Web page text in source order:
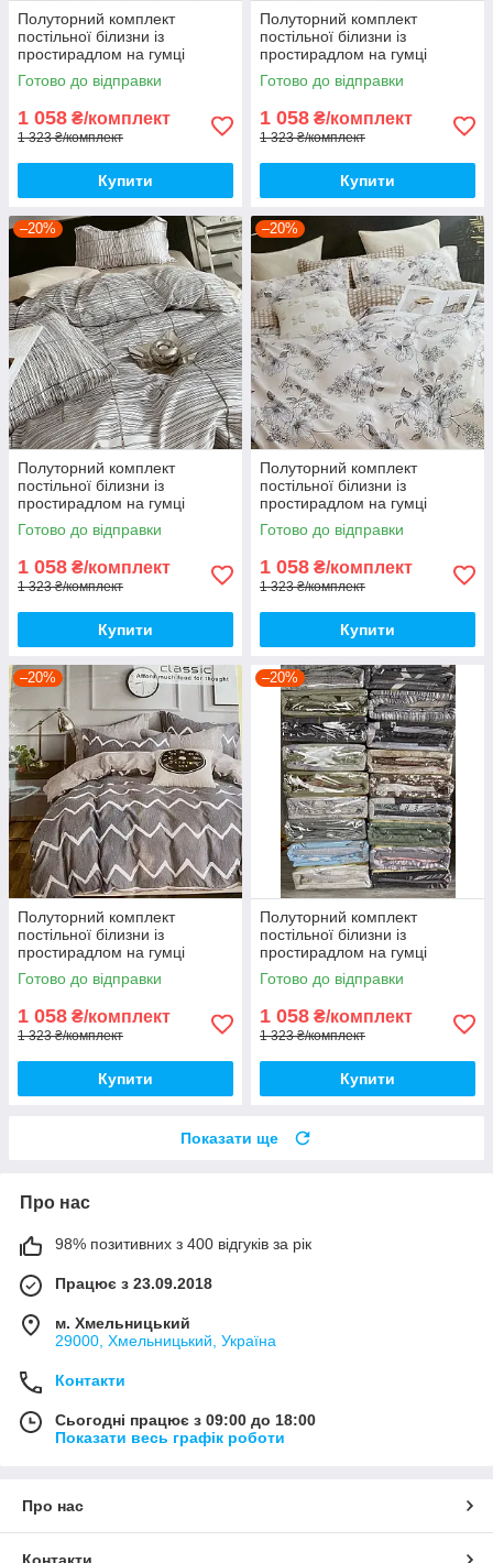
Полуторний комплект
постільної білизни із
простирадлом на гумці
150*220см. Постільна білизна
з фланелі
Готово до відправки
1 058 ₴/комплект
1 323 ₴/комплект
Купити
Полуторний комплект
постільної білизни із
простирадлом на гумці
150*220см. Постільна білизна
з фланелі
Готово до відправки
1 058 ₴/комплект
1 323 ₴/комплект
Купити
–20%
Полуторний комплект
постільної білизни із
простирадлом на гумці
150*220см. Постільна білизна
з фланелі
Готово до відправки
1 058 ₴/комплект
1 323 ₴/комплект
Купити
–20%
Полуторний комплект
постільної білизни із
простирадлом на гумці
150*220см. Постільна білизна
з фланелі
Готово до відправки
1 058 ₴/комплект
1 323 ₴/комплект
Купити
–20%
Полуторний комплект
постільної білизни із
простирадлом на гумці
150*220см. Постільна білизна
з фланелі
Готово до відправки
1 058 ₴/комплект
1 323 ₴/комплект
Купити
–20%
Полуторний комплект
постільної білизни із
простирадлом на гумці
150*220см. Постільна білизна
з фланелі
Готово до відправки
1 058 ₴/комплект
1 323 ₴/комплект
Купити
Показати ще
Про нас
98% позитивних з 400 відгуків за рік
Працює з 23.09.2018
м. Хмельницький
29000, Хмельницький, Україна
Контакти
Сьогодні працює з 09:00 до 18:00
Показати весь графік роботи
Про нас